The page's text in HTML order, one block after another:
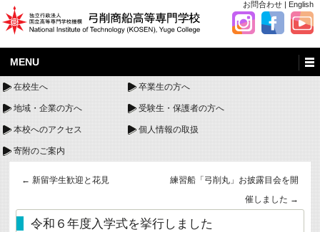
お問合わせ | English
MENU
在校生へ 卒業生の方へ
地域・企業の方へ 受験生・保護者の方へ
本校へのアクセス 個人情報の取扱
寄附のご案内
← 新留学生歓迎と花見 練習船「弓削丸」お披露目会を開
催しました →
令和６年度入学式を挙行しました